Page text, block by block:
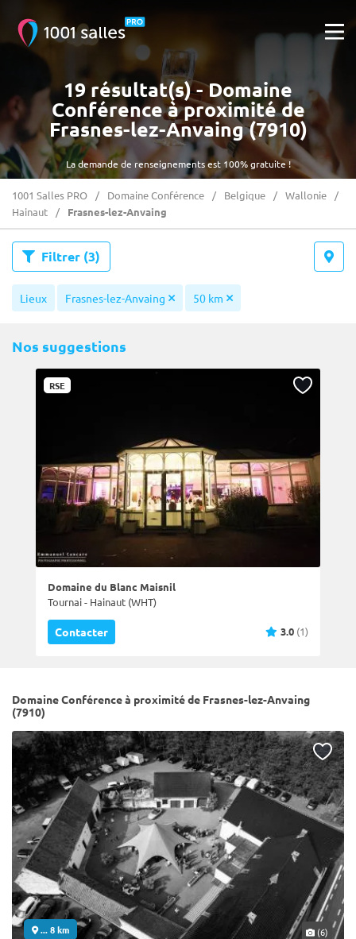
La demande de renseignements est 100% gratuite !
19 résultat(s) - Domaine
Conférence à proximité de
Frasnes-lez-Anvaing (7910)
1001 Salles PRO Domaine Conférence Belgique
Wallonie
Hainaut
Frasnes-lez-Anvaing
Filtrer (3)
Lieux Frasnes-lez-Anvaing 50 km
Nos suggestions
RSE
Domaine du Blanc Maisnil
Tournai - Hainaut (WHT)
Contacter 3.0 (1)
Domaine Conférence à proximité de Frasnes-lez-Anvaing
(7910)
... 8 km (6)